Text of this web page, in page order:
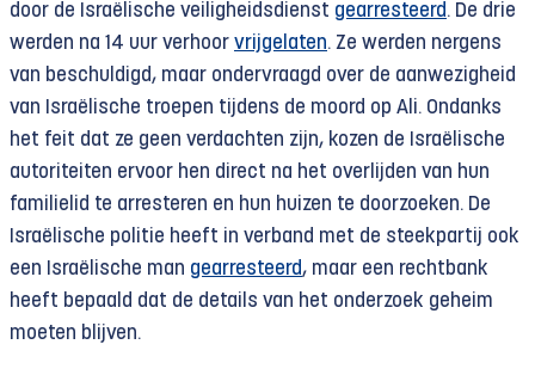
door de Israëlische veiligheidsdienst gearresteerd. De drie
werden na 14 uur verhoor vrijgelaten. Ze werden nergens
van beschuldigd, maar ondervraagd over de aanwezigheid
van Israëlische troepen tijdens de moord op Ali. Ondanks
het feit dat ze geen verdachten zijn, kozen de Israëlische
autoriteiten ervoor hen direct na het overlijden van hun
familielid te arresteren en hun huizen te doorzoeken. De
Israëlische politie heeft in verband met de steekpartij ook
een Israëlische man gearresteerd, maar een rechtbank
heeft bepaald dat de details van het onderzoek geheim
moeten blijven.